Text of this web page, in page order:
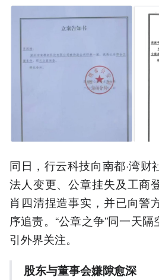
同日，行云科技向南都·湾财
法人变更、公章挂失及工商
肖四清捏造事实，并已向警
序追责。“公章之争”同一天
引外界关注。
股东与董事会嫌隙愈深